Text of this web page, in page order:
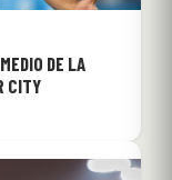
DE LA
CITY